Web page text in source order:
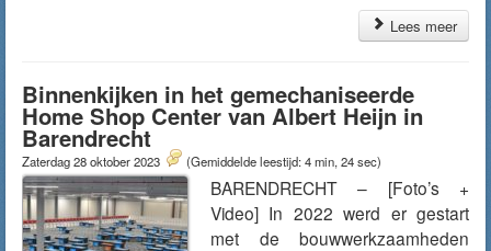
Lees meer
Binnenkijken in het gemechaniseerde
Home Shop Center van Albert Heijn in
Barendrecht
Zaterdag 28 oktober 2023 (Gemiddelde leestijd: 4 min, 24 sec)
BARENDRECHT – [Foto’s +
Video] In 2022 werd er gestart
met de bouwwerkzaamheden